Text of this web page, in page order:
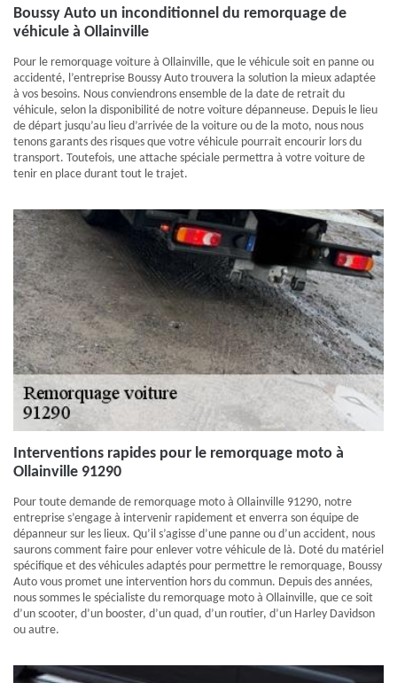
Boussy Auto un inconditionnel du remorquage de
véhicule à Ollainville
Pour le remorquage voiture à Ollainville, que le véhicule soit en panne ou
accidenté, l’entreprise Boussy Auto trouvera la solution la mieux adaptée
à vos besoins. Nous conviendrons ensemble de la date de retrait du
véhicule, selon la disponibilité de notre voiture dépanneuse. Depuis le lieu
de départ jusqu’au lieu d’arrivée de la voiture ou de la moto, nous nous
tenons garants des risques que votre véhicule pourrait encourir lors du
transport. Toutefois, une attache spéciale permettra à votre voiture de
tenir en place durant tout le trajet.
Interventions rapides pour le remorquage moto à
Ollainville 91290
Pour toute demande de remorquage moto à Ollainville 91290, notre
entreprise s’engage à intervenir rapidement et enverra son équipe de
dépanneur sur les lieux. Qu’il s’agisse d’une panne ou d’un accident, nous
saurons comment faire pour enlever votre véhicule de là. Doté du matériel
spécifique et des véhicules adaptés pour permettre le remorquage, Boussy
Auto vous promet une intervention hors du commun. Depuis des années,
nous sommes le spécialiste du remorquage moto à Ollainville, que ce soit
d’un scooter, d’un booster, d’un quad, d’un routier, d’un Harley Davidson
ou autre.